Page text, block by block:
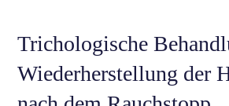
Trichologische
Wiederherstellung der